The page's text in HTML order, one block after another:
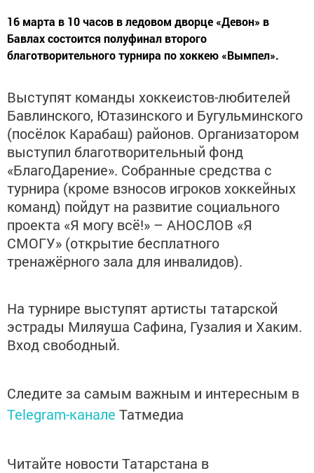
16 марта в 10 часов в ледовом дворце «Девон» в
Бавлах состоится полуфинал второго
благотворительного турнира по хоккею «Вымпел».
Выступят команды хоккеистов-любителей
Бавлинского, Ютазинского и Бугульминского
(посёлок Карабаш) районов. Организатором
выступил благотворительный фонд
«БлагоДарение». Собранные средства с
турнира (кроме взносов игроков хоккейных
команд) пойдут на развитие социального
проекта «Я могу всё!» – АНОСЛОВ «Я
СМОГУ» (открытие бесплатного
тренажёрного зала для инвалидов).
На турнире выступят артисты татарской
эстрады Миляуша Сафина, Гузалия и Хаким.
Вход свободный.
Следите за самым важным и интересным в
Telegram-канале Татмедиа
Читайте новости Татарстана в